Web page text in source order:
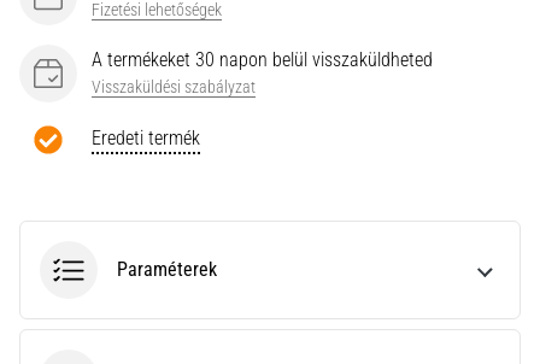
edzés,
ami
egy
kicsit
Csatlakozz
Cross
Fizetési lehetőségek
A termékeket 30 napon belül visszaküldheted
Visszaküldési szabályzat
Eredeti termék
Paraméterek